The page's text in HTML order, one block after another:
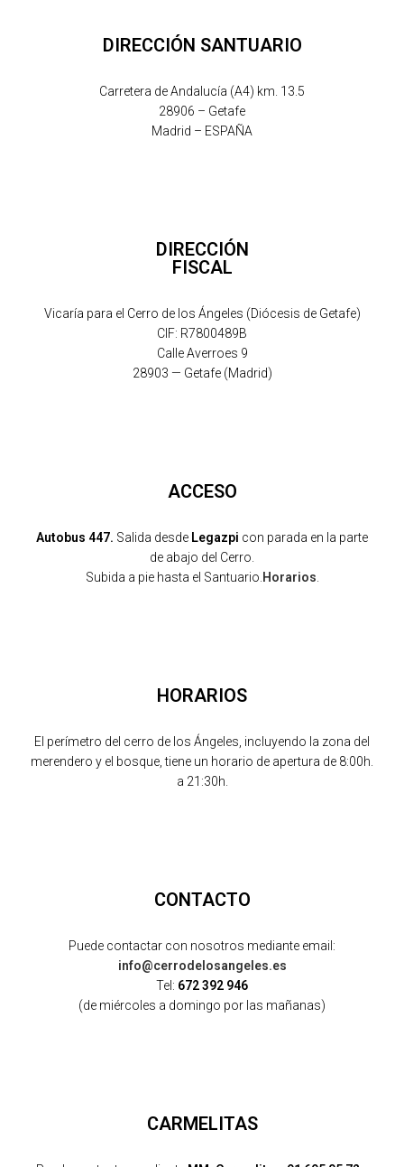
DIRECCIÓN SANTUARIO
Carretera de Andalucía (A4) km. 13.5
28906 – Getafe
Madrid – ESPAÑA
DIRECCIÓN
FISCAL
Vicaría para el Cerro de los Ángeles (Diócesis de Getafe)
CIF: R7800489B
Calle Averroes 9
28903 — Getafe (Madrid)
ACCESO
Autobus 447. Salida desde Legazpi con parada en la parte
de abajo del Cerro.
Subida a pie hasta el Santuario. Horarios
HORARIOS
El perímetro del cerro de los Ángeles, incluyendo la zona del
merendero y el bosque, tiene un horario de apertura de 8:00h.
a 21:30h.
CONTACTO
Puede contactar con nosotros mediante email:
info@cerrodelosangeles.es
Tel: 672 392 946
(de miércoles a domingo por las mañanas)
CARMELITAS